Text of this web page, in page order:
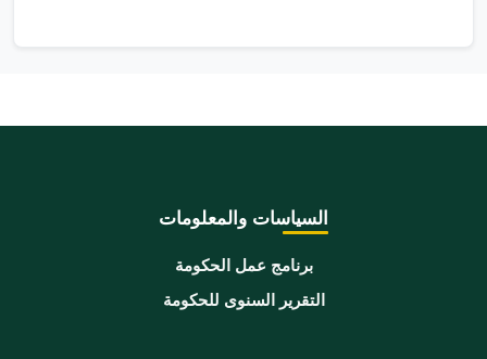
السياسات والمعلومات
برنامج عمل الحكومة
التقرير السنوى للحكومة